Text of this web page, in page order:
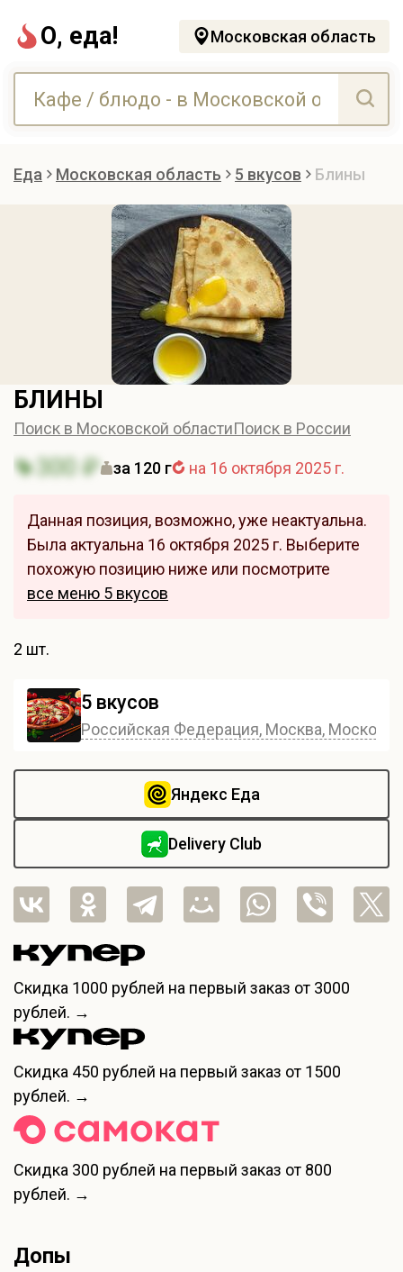
О, еда! Московская область
Еда Московская область 5 вкусов Блины
БЛИНЫ
Поиск в Московской областиПоиск в России
300 ₽ за 120 г на 16 октября 2025 г.
Данная позиция, возможно, уже неактуальна.
Была актуальна 16 октября 2025 г. Выберите
похожую позицию ниже или посмотрите
все меню 5 вкусов
2 шт.
5 вкусов
Российская Федерация, Москва,
Яндекс Еда
Delivery Club
Скидка 1000 рублей на первый заказ от 3000
рублей. →
Скидка 450 рублей на первый заказ от 1500
рублей. →
Скидка 300 рублей на первый заказ от 800
рублей. →
Допы